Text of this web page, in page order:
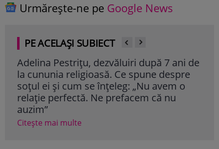
Urmărește-ne pe Google News
PE ACELAȘI SUBIECT
Adelina Pestrițu, dezvăluiri după 7 ani de
la cununia religioasă. Ce spune despre
soțul ei și cum se înțeleg: „Nu avem o
relație perfectă. Ne prefacem că nu
auzim”
Citește mai multe